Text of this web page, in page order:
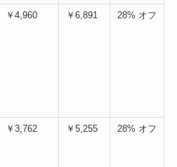
￥4,960 ￥6,891 28% オフ
￥3,762 ￥5,255 28% オフ